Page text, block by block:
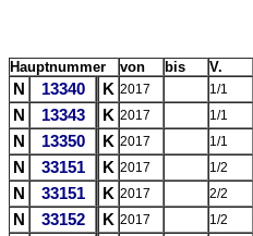
Hauptnummer von bis V.
N 13340 K 2017 1/1
N 13343 K 2017 1/1
N 13350 K 2017 1/1
N 33151 K 2017 1/2
N 33151 K 2017 2/2
N 33152 K 2017 1/2